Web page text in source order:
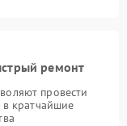
ремонт
провести
в кратчайшие